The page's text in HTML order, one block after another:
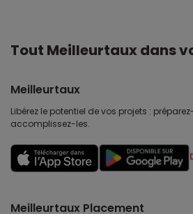
Tout Meilleurtaux dans
Meilleurtaux
Libérez le potentiel de vos projets :
accomplissez-les.
Meilleurtaux Placement